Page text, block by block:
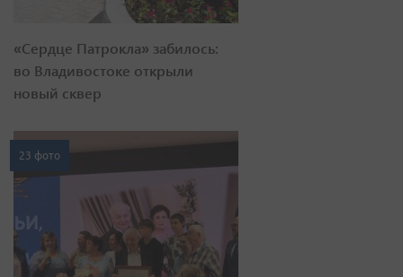
«Сердце Патрокла» забилось:
во Владивостоке открыли
новый сквер
23 фото